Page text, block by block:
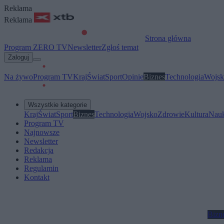
Reklama
Reklama
Strona główna
Program ZERO TVNewsletterZgłoś temat
Zaloguj
Na żywoProgram TVKrajŚwiatSportOpinieBiznesTechnologia
Wszystkie kategorie
KrajŚwiatSportBiznesTechnologiaWojskoZdrowieKultura
Program TV
Najnowsze
Newsletter
Redakcja
Reklama
Regulamin
Kontakt